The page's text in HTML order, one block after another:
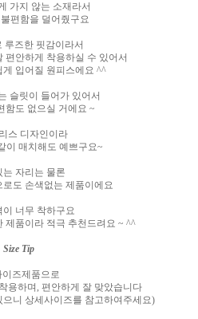
가지 않는 소재라서
편함을 덜어줬구요
루즈한 핏감이라서
편안하게 착용하실 수 있어서
게 입어질 원피스에요^^
슬릿이 들어가 있어서
함도 없으실 거에요 ~
스 디자인이라
이 매치해도 예쁘구요~
는 자리는 물론
도 손색없는 제품이에요
이 너무 착하구요
제품이라 적극 추천드려요 ~ ^^
Size Tip
이즈제품으로
용하며,편안하게 잘 맞았습니다
니 상세사이즈를 참고하여주세요)